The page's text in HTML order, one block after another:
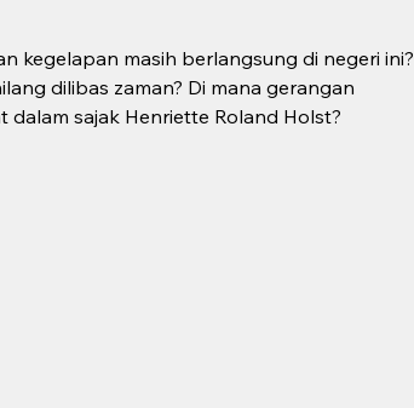
kegelapan masih berlangsung di negeri ini?
dilibas zaman? Di mana gerangan
sajak Henriette Roland Holst?